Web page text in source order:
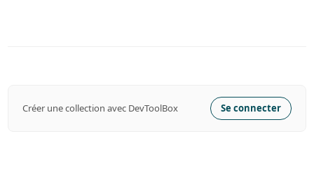
Créer une collection avec DevToolBox Se connecter